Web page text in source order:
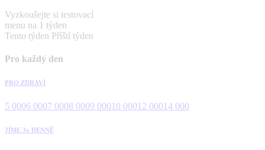
Vyzkoušejte si testovací
menu na 1 týden
Tento týden Příští týden
Pro každý den
PRO ZDRAVÍ
5 0006 0007 0008 0009 00010 00012 00014 000
JÍME 3x DENNĚ